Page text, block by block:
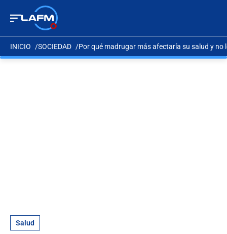
INICIO SOCIEDAD Por qué madrugar más afectaría su salud y no
Salud